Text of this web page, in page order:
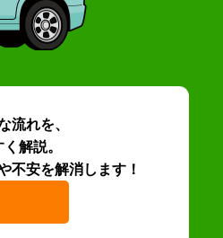
流れを、
解説。
不安を解消します！